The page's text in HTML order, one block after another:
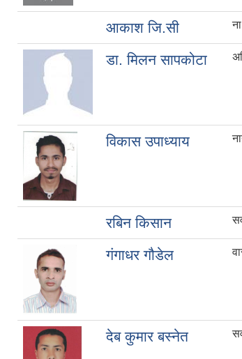
आकाश जि.सी
डा. मिलन सापकोटा
विकास उपाध्याय
रबिन किसान
गंगाधर गौडेल
देब कुमार बस्नेत